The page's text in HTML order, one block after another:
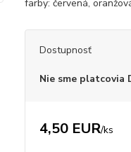
farby: červená,
Dostupnosť
Nie sme platcovia
4,50 EUR/ks